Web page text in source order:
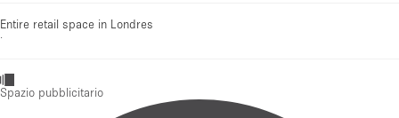
Entire retail space in Londres
·
Spazio pubblicitario